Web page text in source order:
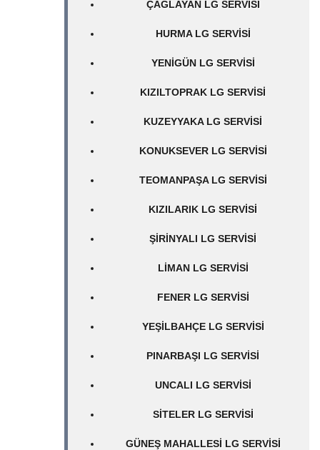
ÇAĞLAYAN LG SERVISI
HURMA LG SERVISI
YENIGÜN LG SERVISI
KIZILTOPRAK LG SERVISI
KUZEYYAKA LG SERVISI
KONUKSEVER LG SERVISI
TEOMANPAŞA LG SERVISI
KIZILARIK LG SERVISI
ŞIRINYALI LG SERVISI
LIMAN LG SERVISI
FENER LG SERVISI
YEŞILBAHÇE LG SERVISI
PINARBAŞI LG SERVISI
UNCALI LG SERVISI
SITELER LG SERVISI
GÜNEŞ MAHALLESI LG SERVISI